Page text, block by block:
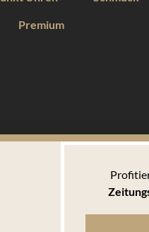
Premium
COOKIES
optimale
weiterhin zu nutzen,